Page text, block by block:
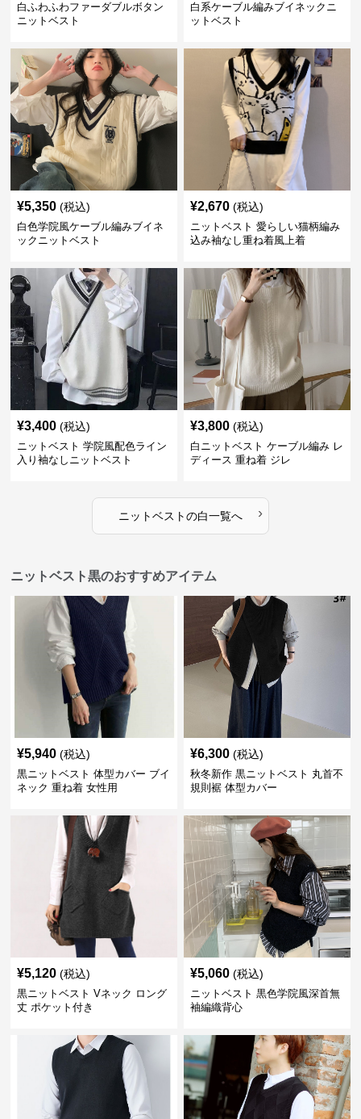
白ふわふわファーダブルボタン
ニットベスト
白系ケーブル編みブイネックニ
ットベスト
¥5,350 (税込)
白色学院風ケーブル編みブイネ
ックニットベスト
¥2,670 (税込)
ニットベスト 愛らしい猫柄編み
込み袖なし重ね着風上着
¥3,400 (税込)
ニットベスト 学院風配色ライン
入り袖なしニットベスト
¥3,800 (税込)
白ニットベスト ケーブル編み レ
ディース 重ね着 ジレ
ニットベストの白一覧へ ›
ニットベスト黒のおすすめアイテム
¥5,940 (税込)
黒ニットベスト 体型カバー ブイ
ネック 重ね着 女性用
¥6,300 (税込)
秋冬新作 黒ニットベスト 丸首不
規則裾 体型カバー
¥5,120 (税込)
黒ニットベスト Vネック ロング
丈 ポケット付き
¥5,060 (税込)
ニットベスト 黒色学院風深首無
袖編織背心